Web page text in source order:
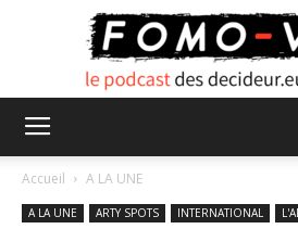
Accueil A LA UNE
A LA UNE ARTY SPOTS INTERNATIONAL